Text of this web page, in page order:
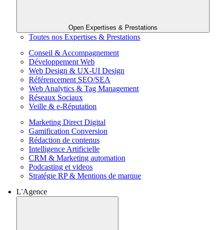
Open Expertises & Prestations
Toutes nos Expertises & Prestations
Conseil & Accompagnement
Développement Web
Web Design & UX-UI Design
Référencement SEO/SEA
Web Analytics & Tag Management
Réseaux Sociaux
Veille & e-Réputation
Marketing Direct Digital
Gamification Conversion
Rédaction de contenus
Intelligence Artificielle
CRM & Marketing automation
Podcasting et videos
Stratégie RP & Mentions de marque
L'Agence